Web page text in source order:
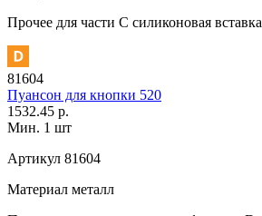
Прочее для части C силиконовая вставка
81604
Пуансон для кнопки 520
1532.45 р.
Мин. 1 шт
Артикул 81604
Материал металл